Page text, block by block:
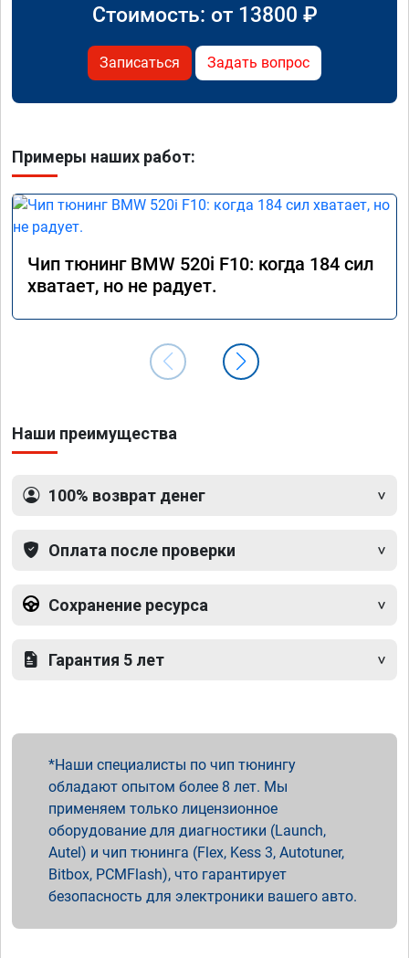
Стоимость: от 13800 ₽
Записаться Задать вопрос
Примеры наших работ:
Чип тюнинг BMW 520i F10: когда 184 сил
хватает, но не радует.
Наши преимущества
100% возврат денег
Оплата после проверки
Сохранение ресурса
Гарантия 5 лет
Наши специалисты по чип тюнингу
обладают опытом более 8 лет. Мы
применяем только лицензионное
оборудование для диагностики (Launch,
Autel) и чип тюнинга (Flex, Kess 3, Autotuner,
Bitbox, PCMFlash), что гарантирует
безопасность для электроники вашего авто.